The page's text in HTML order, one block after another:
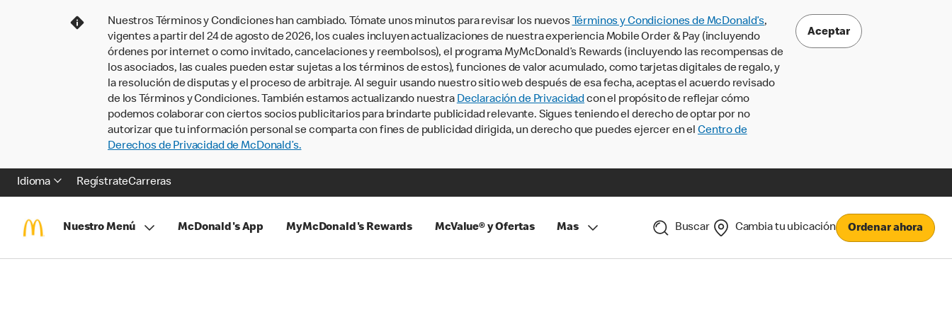
Nuestros Términos y Condiciones han cambiado. Tómate unos minutos para revisar los nuevos Términos y Condiciones de McDonald’s,
vigentes a partir del 24 de agosto de 2026, los cuales incluyen actualizaciones de nuestra experiencia Mobile Order & Pay (incluyendo
órdenes por internet o como invitado, cancelaciones y reembolsos), el programa MyMcDonald’s Rewards (incluyendo las recompensas de
los asociados, las cuales pueden estar sujetas a los términos de estos), funciones de valor acumulado, como tarjetas digitales de regalo, y
la resolución de disputas y el proceso de arbitraje. Al seguir usando nuestro sitio web después de esa fecha, aceptas el acuerdo revisado
de los Términos y Condiciones. También estamos actualizando nuestra Declaración de Privacidadcon el propósito de reflejar cómo
podemos colaborar con ciertos socios publicitarios para brindarte publicidad relevante. Sigues teniendo el derecho de optar por no
autorizar que tu información personal se comparta con fines de publicidad dirigida, un derecho que puedes ejercer en el Centro de
Derechos de Privacidad de McDonald’s.
Aceptar
Idioma RegístrateCarreras
Nuestro Menú McDonald's App MyMcDonald's Rewards McValue® y Ofertas Mas Buscar Cambia tu ubicación Ordenar ahora